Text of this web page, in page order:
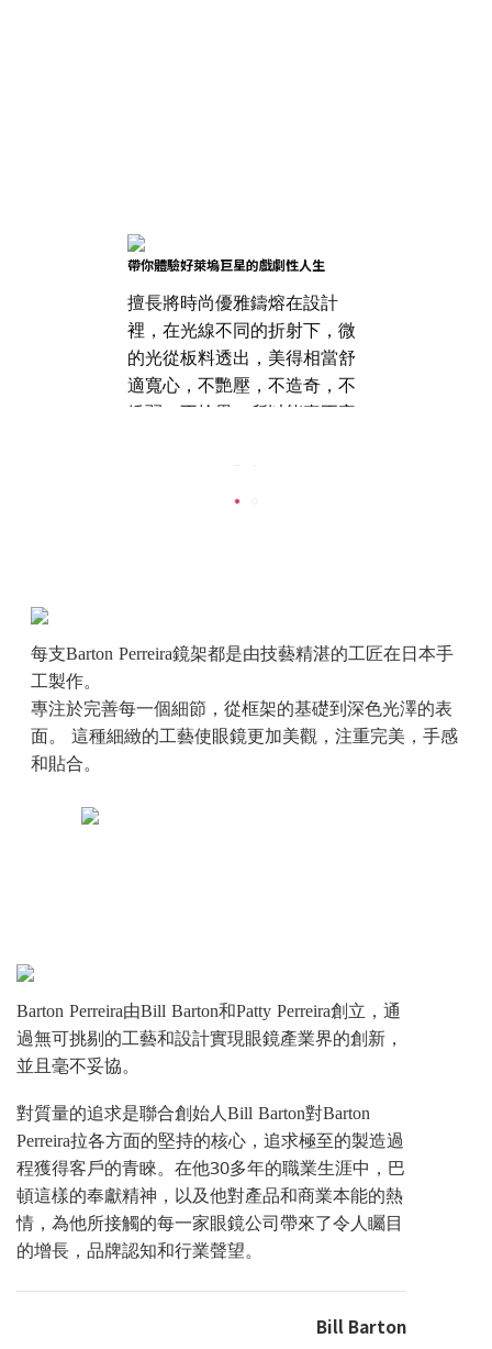
帶你體驗好萊塢巨星的戲劇性人生
擅長將時尚優雅鑄熔在設計
裡，在光線不同的折射下，微
的光從板料透出，美得相當舒
適寬心，不艷壓，不造奇，不
麗。 其日式手作工藝的手
法獨樹一幟、質量與材料俱
每支Barton Perreira鏡架都是由技藝精湛的工匠在日本手
工製作。
專注於完善每一個細節，從框架的基礎到深色光澤的表
面。 這種細緻的工藝使眼鏡更加美觀，注重完美，手感
和貼合。
Barton Perreira由Bill Barton和Patty Perreira創立，通
過無可挑剔的工藝和設計實現眼鏡產業界的創新，
並且毫不妥協。
對質量的追求是聯合創始人Bill Barton對Barton
Perreira拉各方面的堅持的核心，追求極至的製造過
程獲得客戶的青睞。在他30多年的職業生涯中，巴
頓這樣的奉獻精神，以及他對產品和商業本能的熱
情，為他所接觸的每一家眼鏡公司帶來了令人矚目
的增長，品牌認知和行業聲望。
Bill Barton